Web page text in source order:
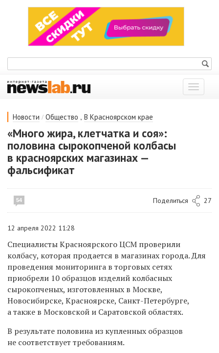
Показать
меню
Новости / Общество , В Красноярском крае
«Много жира, клетчатка и соя»:
половина сырокопченой колбасы
в красноярских магазинах —
фальсификат
54 Поделиться 27
12 апреля 2022 11:28
Специалисты Красноярского ЦСМ проверили
колбасу, которая продается в магазинах города.Для
проведения мониторинга в торговых сетях
приобрели 10 образцов изделий колбасных
сырокопченых, изготовленных в Москве,
Новосибирске, Красноярске, Санкт-Петербурге,
а также в Московской и Саратовской областях.
В результате половина из купленных образцов
не соответствует требованиям.